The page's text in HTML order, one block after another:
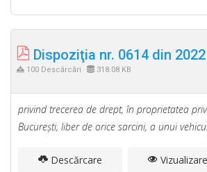
Dispoziţia nr. 0614 din 2022
100 Descărcări 318.08 KB
privind trecerea de drept, în proprietatea
Bucureşti, liber de orice sarcini, a unui
Descărcare Vizualizare